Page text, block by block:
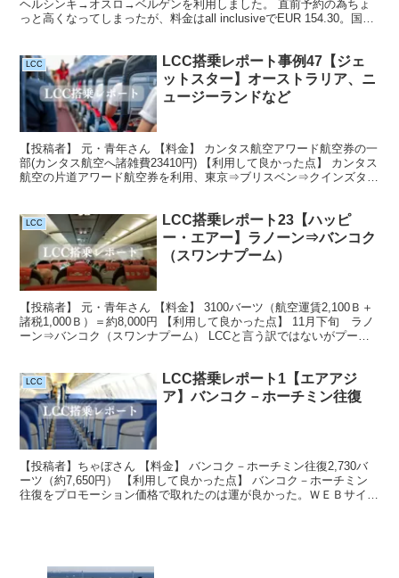
ヘルシンキ→オスロ→ベルゲンを利用しました。 直前予約の為ちょ
っと高くなってしまったが、料金はall inclusiveでEUR 154.30。国境
LCC
LCC搭乗レポート事例47【ジェ
ットスター】オーストラリア、ニ
ュージーランドなど
【投稿者】 元・青年さん 【料金】 カンタス航空アワード航空券の一
部(カンタス航空へ諸雑費23410円) 【利用して良かった点】 カンタス
航空の片道アワード航空券を利用、東京⇒ブリスベン⇒クインズタウ
LCC
LCC搭乗レポート23【ハッピ
ー・エアー】ラノーン⇒バンコク
（スワンナプーム）
【投稿者】 元・青年さん 【料金】 3100バーツ（航空運賃2,100Ｂ＋
諸税1,000Ｂ）＝約8,000円 【利用して良かった点】 11月下旬 ラノ
ーン⇒バンコク（スワンナプーム） LCCと言う訳ではないがプーケ
LCC
LCC搭乗レポート1【エアアジ
ア】バンコク－ホーチミン往復
【投稿者】ちゃぼさん 【料金】 バンコク－ホーチミン往復2,730バ
ーツ（約7,650円） 【利用して良かった点】 バンコク－ホーチミン
往復をプロモーション価格で取れたのは運が良かった。ＷＥＢサイト